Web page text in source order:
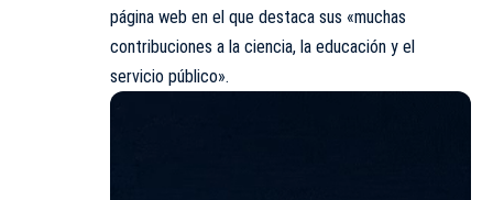
página web en el que destaca sus «muchas
contribuciones a la ciencia, la educación y el
servicio público».